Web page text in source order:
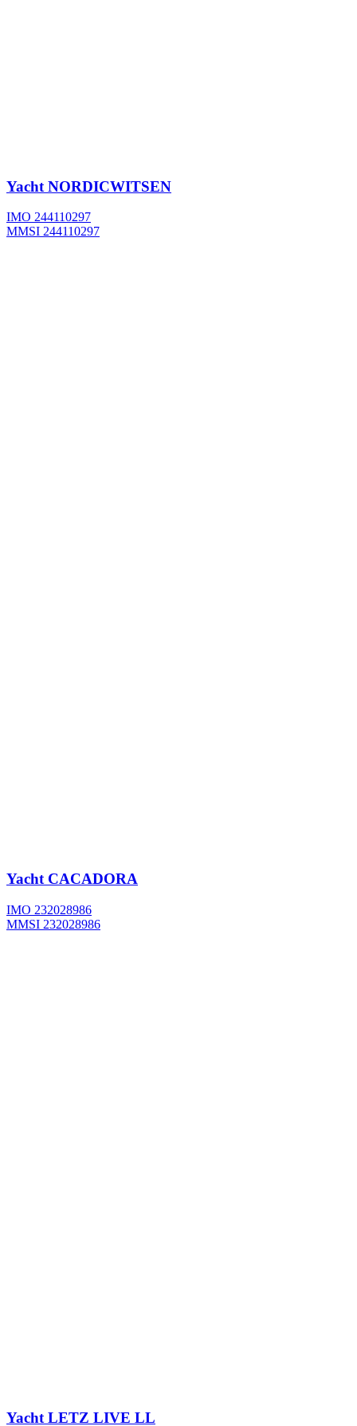
Yacht NORDICWITSEN
IMO 244110297
MMSI 244110297
Yacht CACADORA
IMO 232028986
MMSI 232028986
YachtLETZ LIVE LL